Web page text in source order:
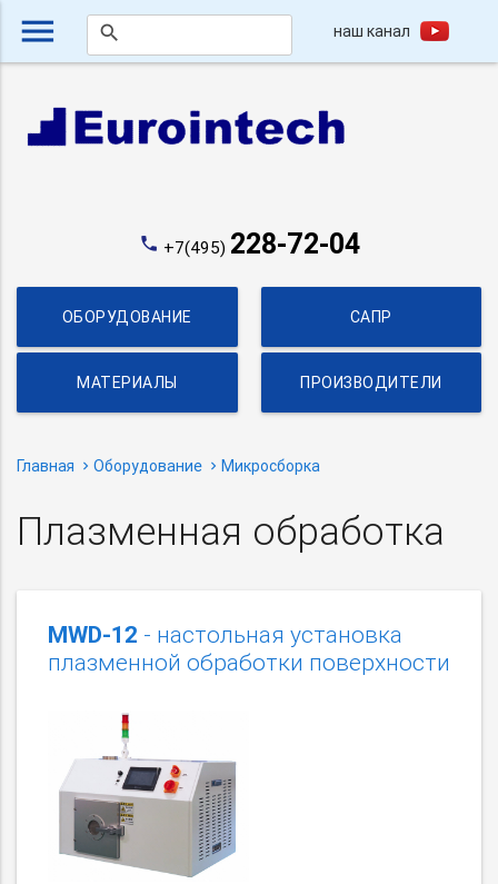
menu search наш канал
phone +7(495) 228-72-04
ОБОРУДОВАНИЕ САПР
МАТЕРИАЛЫ ПРОИЗВОДИТЕЛИ
Главная Оборудование Микросборка
Плазменная обработка
MWD-12 - настольная установка
плазменной обработки поверхности